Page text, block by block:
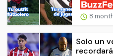
8
Solo un